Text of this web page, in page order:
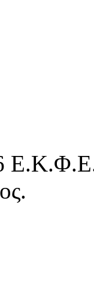
Ε.Κ.Φ.Ε.